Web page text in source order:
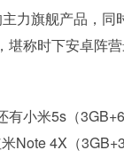
力旗舰产品，
称时下安卓阵
小米5s（
Note 4X（